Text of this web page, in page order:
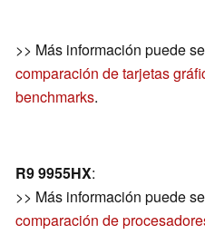
>> Más información puede
comparación de tarjetas
benchmarks.
R9 9955HX:
>> Más información puede
comparación de